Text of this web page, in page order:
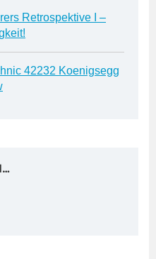
Retrospektive I –
42232 Koenigsegg